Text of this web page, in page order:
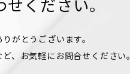
ください。
がとうございます。
、お気軽にお問合せください。